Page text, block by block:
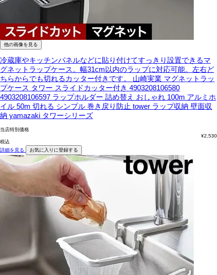
他の画像を見る
冷蔵庫やキッチンパネルなどに貼り付けてすっきり設置できるマ
グネットラップケース。幅31cm以内のラップに対応可能。左右ど
ちらからでも切れるカッター付きです。
山崎実業 マグネットラッ
プケース タワー スライドカッター付き 4903208106580
4903208106597 ラップホルダー 詰め替え おしゃれ 100m アルミホ
イル 50m 切れる シンプル 巻き戻り防止 tower ラップ収納 壁面収
納 yamazaki タワーシリーズ
当店特別価格
¥2,530
税込
詳細を見る
お気に入りに登録する